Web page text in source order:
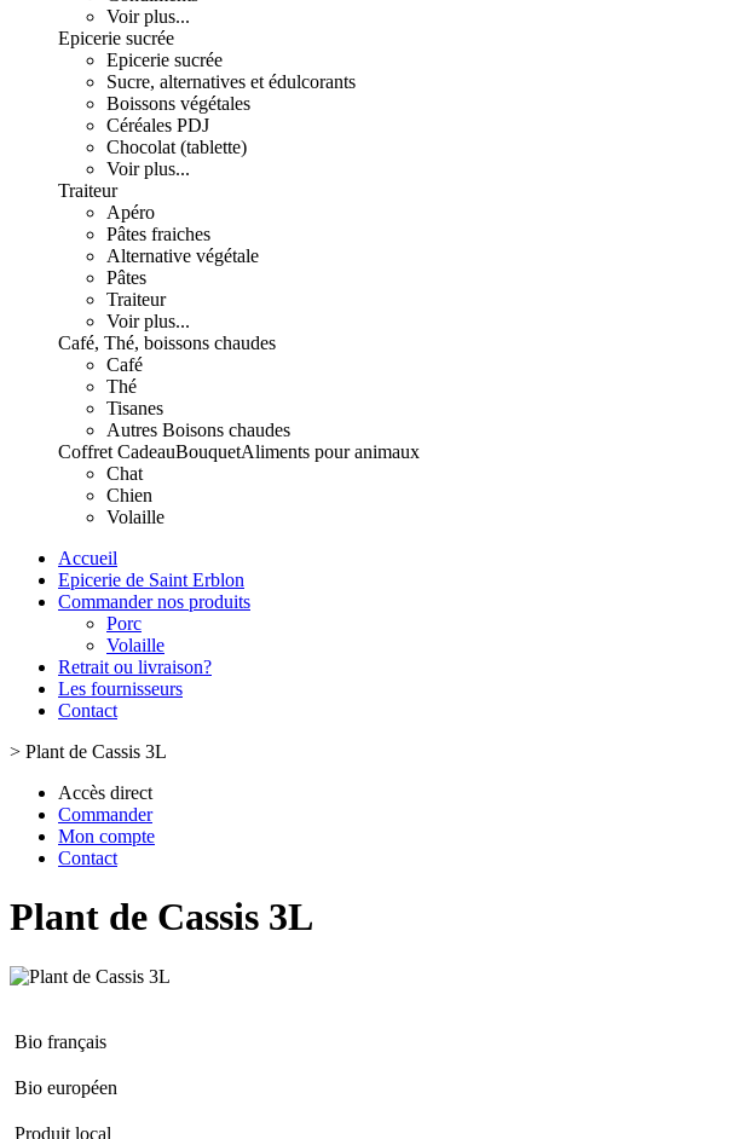
Voir plus...
Epicerie sucrée
Epicerie sucrée
Sucre, alternatives et édulcorants
Boissons végétales
Céréales PDJ
Chocolat (tablette)
Voir plus...
Traiteur
Apéro
Pâtes fraiches
Alternative végétale
Pâtes
Traiteur
Voir plus...
Café, Thé, boissons chaudes
Café
Thé
Tisanes
Autres Boisons chaudes
Coffret CadeauBouquetAliments pour animaux
Chat
Chien
Volaille
Accueil
Epicerie de Saint Erblon
Commander nos produits
Porc
Volaille
Retrait ou livraison?
Les fournisseurs
Contact
> Plant de Cassis 3L
Accès direct
Commander
Mon compte
Contact
Plant de Cassis 3L
Bio français
Bio européen
Produit local